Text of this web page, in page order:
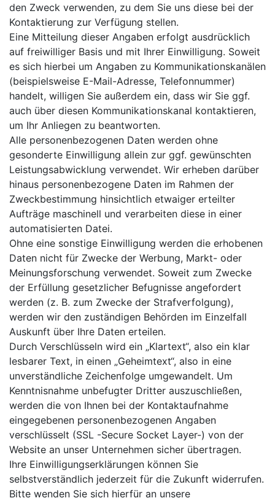
den Zweck verwenden, zu dem Sie uns diese bei der
Kontaktierung zur Verfügung stellen.
Eine Mitteilung dieser Angaben erfolgt ausdrücklich
auf freiwilliger Basis und mit Ihrer Einwilligung. Soweit
es sich hierbei um Angaben zu Kommunikationskanälen
(beispielsweise E-Mail-Adresse, Telefonnummer)
handelt, willigen Sie außerdem ein, dass wir Sie ggf.
auch über diesen Kommunikationskanal kontaktieren,
um Ihr Anliegen zu beantworten.
Alle personenbezogenen Daten werden ohne
gesonderte Einwilligung allein zur ggf. gewünschten
Leistungsabwicklung verwendet. Wir erheben darüber
hinaus personenbezogene Daten im Rahmen der
Zweckbestimmung hinsichtlich etwaiger erteilter
Aufträge maschinell und verarbeiten diese in einer
automatisierten Datei.
Ohne eine sonstige Einwilligung werden die erhobenen
Daten nicht für Zwecke der Werbung, Markt- oder
Meinungsforschung verwendet. Soweit zum Zwecke
der Erfüllung gesetzlicher Befugnisse angefordert
werden (z. B. zum Zwecke der Strafverfolgung),
werden wir den zuständigen Behörden im Einzelfall
Auskunft über Ihre Daten erteilen.
Durch Verschlüsseln wird ein „Klartext“, also ein klar
lesbarer Text, in einen „Geheimtext“, also in eine
unverständliche Zeichenfolge umgewandelt. Um
Kenntnisnahme unbefugter Dritter auszuschließen,
werden die von Ihnen bei der Kontaktaufnahme
eingegebenen personenbezogenen Angaben
verschlüsselt (SSL -Secure Socket Layer-) von der
Website an unser Unternehmen sicher übertragen.
Ihre Einwilligungserklärungen können Sie
selbstverständlich jederzeit für die Zukunft widerrufen.
Bitte wenden Sie sich hierfür an unsere